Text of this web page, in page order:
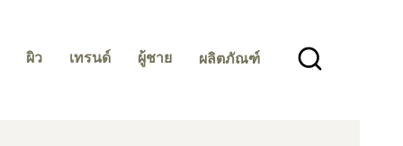
ผิว เทรนด์ ผู้ชาย ผลิตภัณฑ์